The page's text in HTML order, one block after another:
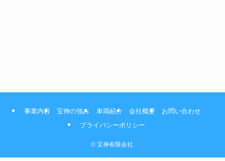
事業内容 宝伸の強み 車両紹介 会社概要
お問い合わせ
プライバシーポリシー
©宝伸有限会社.